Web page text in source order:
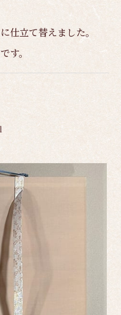
仕立て替えました。
す。